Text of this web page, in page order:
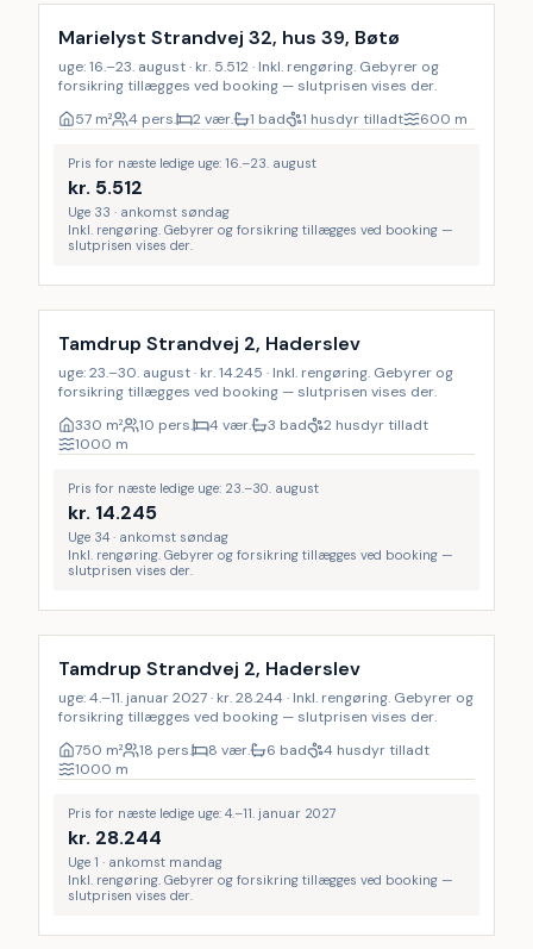
Marielyst Strandvej 32, hus 39, Bøtø
uge: 16.–23. august · kr. 5.512 · Inkl. rengøring. Gebyrer og
forsikring tillægges ved booking — slutprisen vises der.
57 m² 4 pers. 2 vær. 1 bad 1 husdyr tilladt 600 m
Pris for næste ledige uge: 16.–23. august
kr. 5.512
Uge 33 · ankomst søndag
Inkl. rengøring. Gebyrer og forsikring tillægges ved booking —
slutprisen vises der.
Inkl. rengøring
Tamdrup Strandvej 2, Haderslev
uge: 23.–30. august · kr. 14.245 · Inkl. rengøring. Gebyrer og
forsikring tillægges ved booking — slutprisen vises der.
330 m² 10 pers. 4 vær. 3 bad
2 husdyr tilladt
1000 m
Pris for næste ledige uge: 23.–30. august
kr. 14.245
Uge 34 · ankomst søndag
Inkl. rengøring. Gebyrer og forsikring tillægges ved booking —
slutprisen vises der.
Inkl. rengøring
Tamdrup Strandvej 2, Haderslev
uge: 4.–11. januar 2027 · kr. 28.244 · Inkl. rengøring. Gebyrer og
forsikring tillægges ved booking — slutprisen vises der.
750 m² 18 pers. 8 vær. 6 bad
4 husdyr tilladt
1000 m
Pris for næste ledige uge: 4.–11. januar 2027
kr. 28.244
Uge 1 · ankomst mandag
Inkl. rengøring. Gebyrer og forsikring tillægges ved booking —
slutprisen vises der.
Inkl. rengøring